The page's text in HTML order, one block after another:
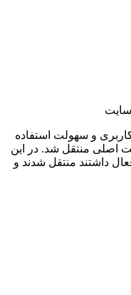
سایت
و سهولت استفاده
اصلی منتقل شد. در این
داشتند منتقل شدند و